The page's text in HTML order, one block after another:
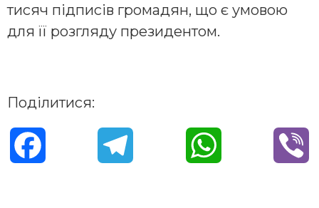
тисяч підписів громадян, що є умовою
для її розгляду президентом.
Поділитися: